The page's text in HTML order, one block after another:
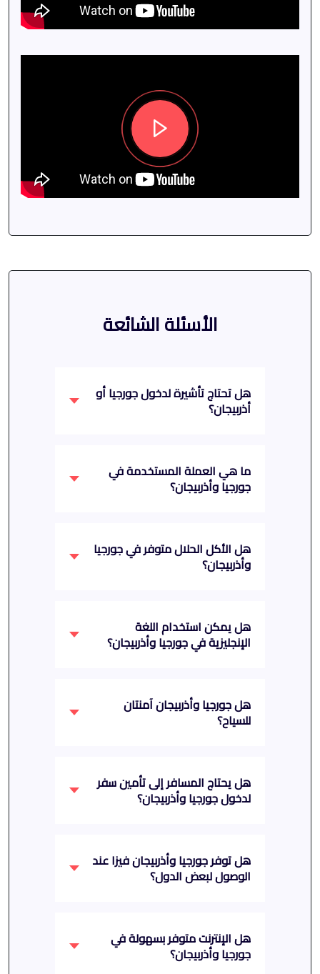
الأسئلة الشائعة
هل تحتاج تأشيرة لدخول جورجيا أو
أذربيجان؟
ما هي العملة المستخدمة في
جورجيا وأذربيجان؟
هل الأكل الحلال متوفر في جورجيا
وأذربيجان؟
هل يمكن استخدام اللغة
الإنجليزية في جورجيا وأذربيجان؟
هل جورجيا وأذربيجان آمنتان
للسياح؟
هل يحتاج المسافر إلى تأمين سفر
لدخول جورجيا وأذربيجان؟
هل توفر جورجيا وأذربيجان فيزا عند
الوصول لبعض الدول؟
هل الإنترنت متوفر بسهولة في
جورجيا وأذربيجان؟